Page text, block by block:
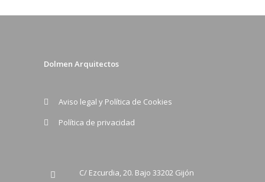
Dolmen Arquitectos
Aviso legal y Política de Cookies
Política de privacidad
C/ Ezcurdia, 20. Bajo 33202 Gijón